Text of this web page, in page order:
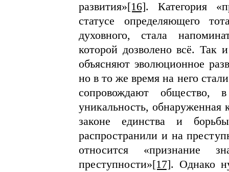
развития»[16]. Категория
статусе определяющего
духовного, стала
которой дозволено всё. Так
объясняют эволюционное
но в то же время на него
сопровождают
уникальность, обнаруженная
законе единства и
распространили и на
относится «признание
преступности»[17]. Однако